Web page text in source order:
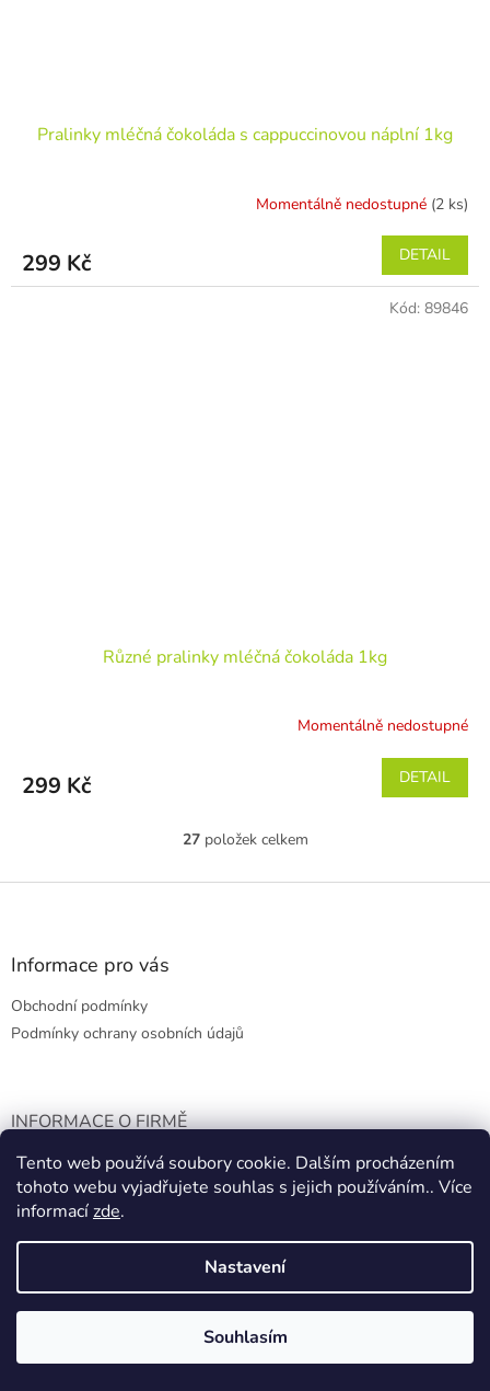
Tento web používá soubory cookie. Dalším procházením
tohoto webu vyjadřujete souhlas s jejich používáním.. Více
informacízde.
Nastavení
Souhlasím
Pralinky mléčná čokoláda s cappuccinovou náplní 1kg
Momentálně nedostupné (2 ks)
299 Kč DETAIL
Různé pralinky mléčná čokoláda 1kg
Momentálně nedostupné
299 Kč DETAIL
Kód: 89846
O
l
v
p
i
s
27položek celkem
Z
Informace pro vás
Obchodní podmínky
Podmínky ochrany osobních údajů
INFORMACE O FIRMĚ
OpaMarket
Trlica Pavel
Zámecký okruh 19
74601
Ič: 73160695
Číslo účtu: 4400550077/2010